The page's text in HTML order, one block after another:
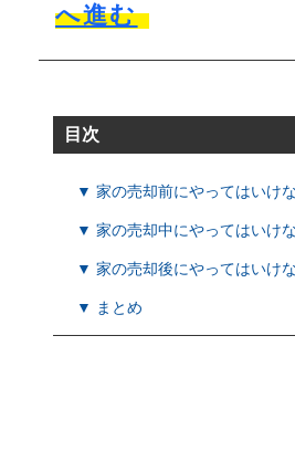
へ進む
目次
▼ 家の売却前にやってはいけ
▼ 家の売却中にやってはいけ
▼ 家の売却後にやってはいけ
▼ まとめ